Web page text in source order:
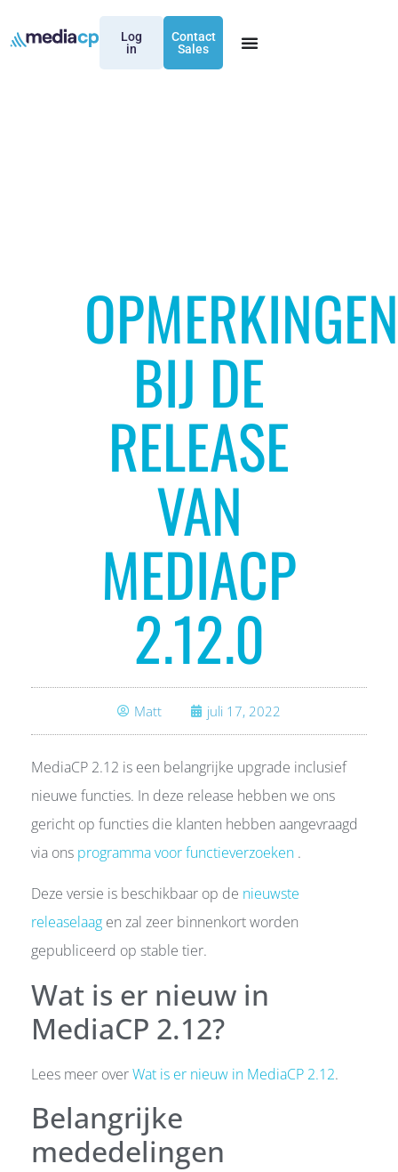
Log
in
Contact
Sales
OPMERKINGEN
BIJ DE
RELEASE
VAN
MEDIACP
2.12.0
Matt juli 17, 2022
MediaCP 2.12 is een belangrijke upgrade inclusief
nieuwe functies. In deze release hebben we ons
gericht op functies die klanten hebben aangevraagd
via ons programma voor functieverzoeken .
Deze versie is beschikbaar op de nieuwste
releaselaag en zal zeer binnenkort worden
gepubliceerd op stable tier.
Wat is er nieuw in
MediaCP 2.12?
Lees meer overWat is er nieuw in MediaCP 2.12.
Belangrijke
mededelingen